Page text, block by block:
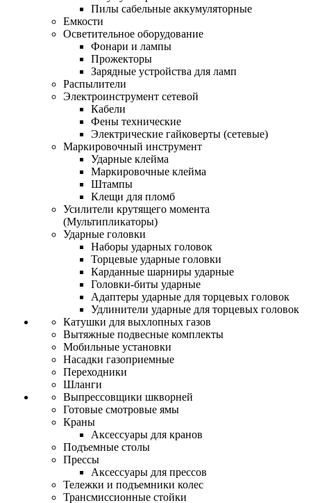
Пилы сабельные аккумуляторные
Емкости
Осветительное оборудование
Фонари и лампы
Прожекторы
Зарядные устройства для ламп
Распылители
Электроинструмент сетевой
Кабели
Фены технические
Электрические гайковерты (сетевые)
Маркировочный инструмент
Ударные клейма
Маркировочные клейма
Штампы
Клещи для пломб
Усилители крутящего момента
(Мультипликаторы)
Ударные головки
Наборы ударных головок
Торцевые ударные головки
Карданные шарниры ударные
Головки-биты ударные
Адаптеры ударные для торцевых головок
Удлинители ударные для торцевых головок
Катушки для выхлопных газов
Вытяжные подвесные комплекты
Мобильные установки
Насадки газоприемные
Переходники
Шланги
Выпрессовщики шкворней
Готовые смотровые ямы
Краны
Аксессуары для кранов
Подъемные столы
Прессы
Аксессуары для прессов
Тележки и подъемники колес
Трансмиссионные стойки